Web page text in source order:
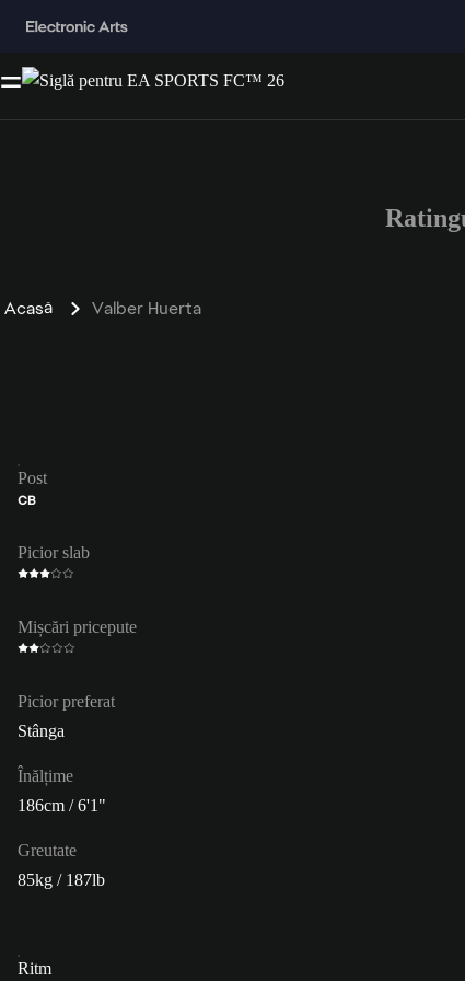
Acasă Valber Huerta
Post
CB
Picior slab
Mișcări pricepute
Picior preferat
Stânga
Înălțime
186cm / 6'1"
Greutate
85kg / 187lb
Ritm